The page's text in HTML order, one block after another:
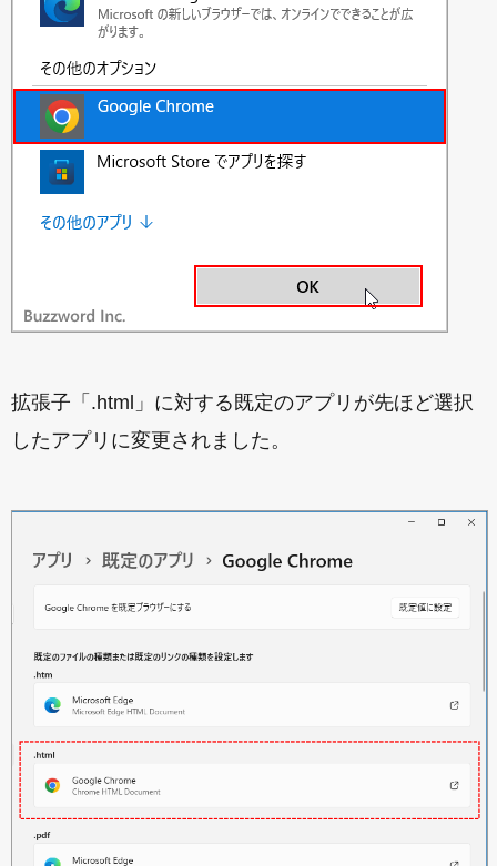
拡張子「.html」に対する既定のアプリが先ほど選択
したアプリに変更されました。